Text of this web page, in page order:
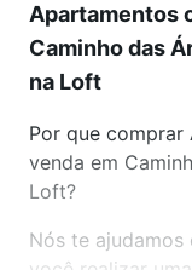
Apartamentos
Caminho das
na Loft
Por que
venda em
Loft?
Nós te